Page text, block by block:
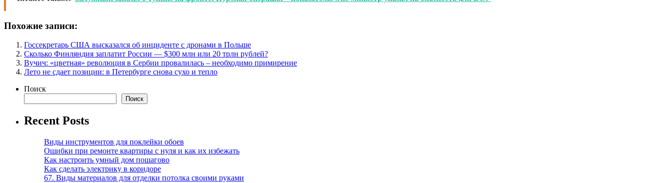
Похожие записи:
Госсекретарь США высказался об инциденте с дронами в Польше
Сколько Финляндия заплатит России — $300 млн или 20 трлн рублей?
Вучич: «цветная» революция в Сербии провалилась – необходимо примирение
Лето не сдает позиции: в Петербурге снова сухо и тепло
Поиск
Поиск
Recent Posts
Виды инструментов для поклейки обоев
Ошибки при ремонте квартиры с нуля и как их избежать
Как настроить умный дом пошагово
Как сделать электрику в коридоре
67. Виды материалов для отделки потолка своими руками